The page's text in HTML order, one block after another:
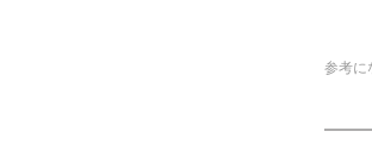
参考に